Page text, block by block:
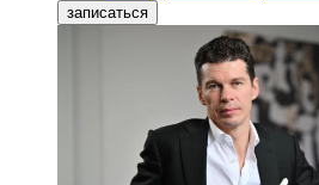
записаться